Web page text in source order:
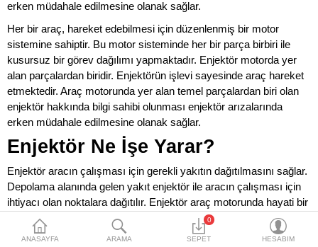
A. Listem (0)
Diller
$
Para Birimleri
ANASAYFA ARAMA
0
SEPET HESABIM
erken müdahale edilmesine olanak sağlar.
Her bir araç, hareket edebilmesi için düzenlenmiş bir motor
sistemine sahiptir. Bu motor sisteminde her bir parça birbiri ile
kusursuz bir görev dağılımı yapmaktadır. Enjektör motorda yer
alan parçalardan biridir. Enjektörün işlevi sayesinde araç hareket
etmektedir. Araç motorunda yer alan temel parçalardan biri olan
enjektör hakkında bilgi sahibi olunması enjektör arızalarında
erken müdahale edilmesine olanak sağlar.
Enjektör Ne İşe Yarar?
Enjektör aracın çalışması için gerekli yakıtın dağıtılmasını sağlar.
Depolama alanında gelen yakıt enjektör ile aracın çalışması için
ihtiyacı olan noktalara dağıtılır. Enjektör araç motorunda hayati bir
öneme sahip olmaktadır. Diğer parçaların çalışması için
pistonlara gerekli yakıtı püskürten enjektör ile araç, çalışması için